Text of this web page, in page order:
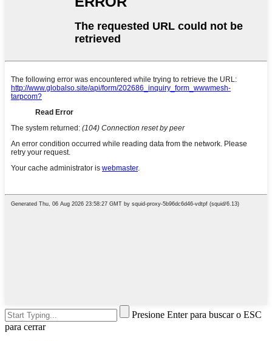
Presione Enter para buscar o ESC
para cerrar